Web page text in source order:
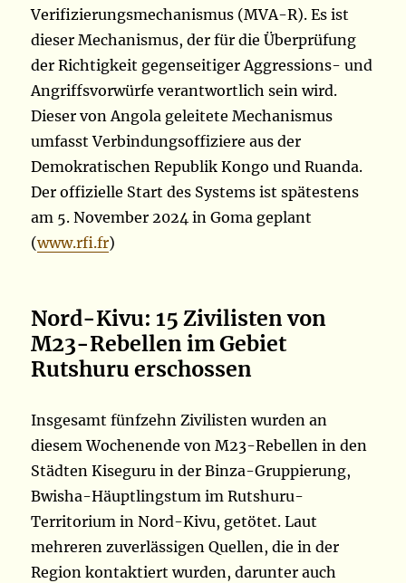
Verifizierungsmechanismus (MVA-R). Es ist
dieser Mechanismus, der für die Überprüfung
der Richtigkeit gegenseitiger Aggressions- und
Angriffsvorwürfe verantwortlich sein wird.
Dieser von Angola geleitete Mechanismus
umfasst Verbindungsoffiziere aus der
Demokratischen Republik Kongo und Ruanda.
Der offizielle Start des Systems ist spätestens
am 5. November 2024 in Goma geplant
(www.rfi.fr)
Nord-Kivu: 15 Zivilisten von
M23-Rebellen im Gebiet
Rutshuru erschossen
Insgesamt fünfzehn Zivilisten wurden an
diesem Wochenende von M23-Rebellen in den
Städten Kiseguru in der Binza-Gruppierung,
Bwisha-Häuptlingstum im Rutshuru-
Territorium in Nord-Kivu, getötet. Laut
mehreren zuverlässigen Quellen, die in der
Region kontaktiert wurden, darunter auch